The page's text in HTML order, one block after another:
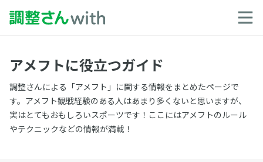
アメフトに役立つガイド
調整さんによる「アメフト」に関する情報をまとめたページで
す。アメフト観戦経験のある人はあまり多くないと思いますが、
実はとてもおもしろいスポーツです！ここにはアメフトのルール
やテクニックなどの情報が満載！